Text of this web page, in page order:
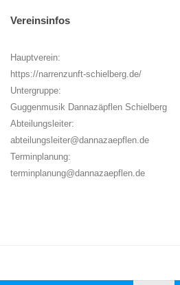
Vereinsinfos
Hauptverein:
https://narrenzunft-schielberg.de/
Untergruppe:
Guggenmusik Dannazäpflen Schielberg
Abteilungsleiter:
abteilungsleiter@dannazaepflen.de
Terminplanung:
terminplanung@dannazaepflen.de